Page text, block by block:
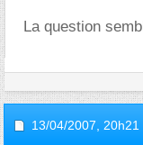
La question
13/04/2007, 20h21